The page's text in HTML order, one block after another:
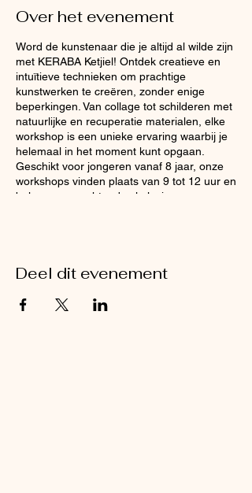
Over het evenement
Word de kunstenaar die je altijd al wilde zijn
met KERABA Ketjiel! Ontdek creatieve en
intuïtieve technieken om prachtige
kunstwerken te creëren, zonder enige
beperkingen. Van collage tot schilderen met
natuurlijke en recuperatie materialen, elke
workshop is een unieke ervaring waarbij je
helemaal in het moment kunt opgaan.
Geschikt voor jongeren vanaf 8 jaar, onze
workshops vinden plaats van 9 tot 12 uur en
beloven een ochtend vol plezier en
Deel dit evenement